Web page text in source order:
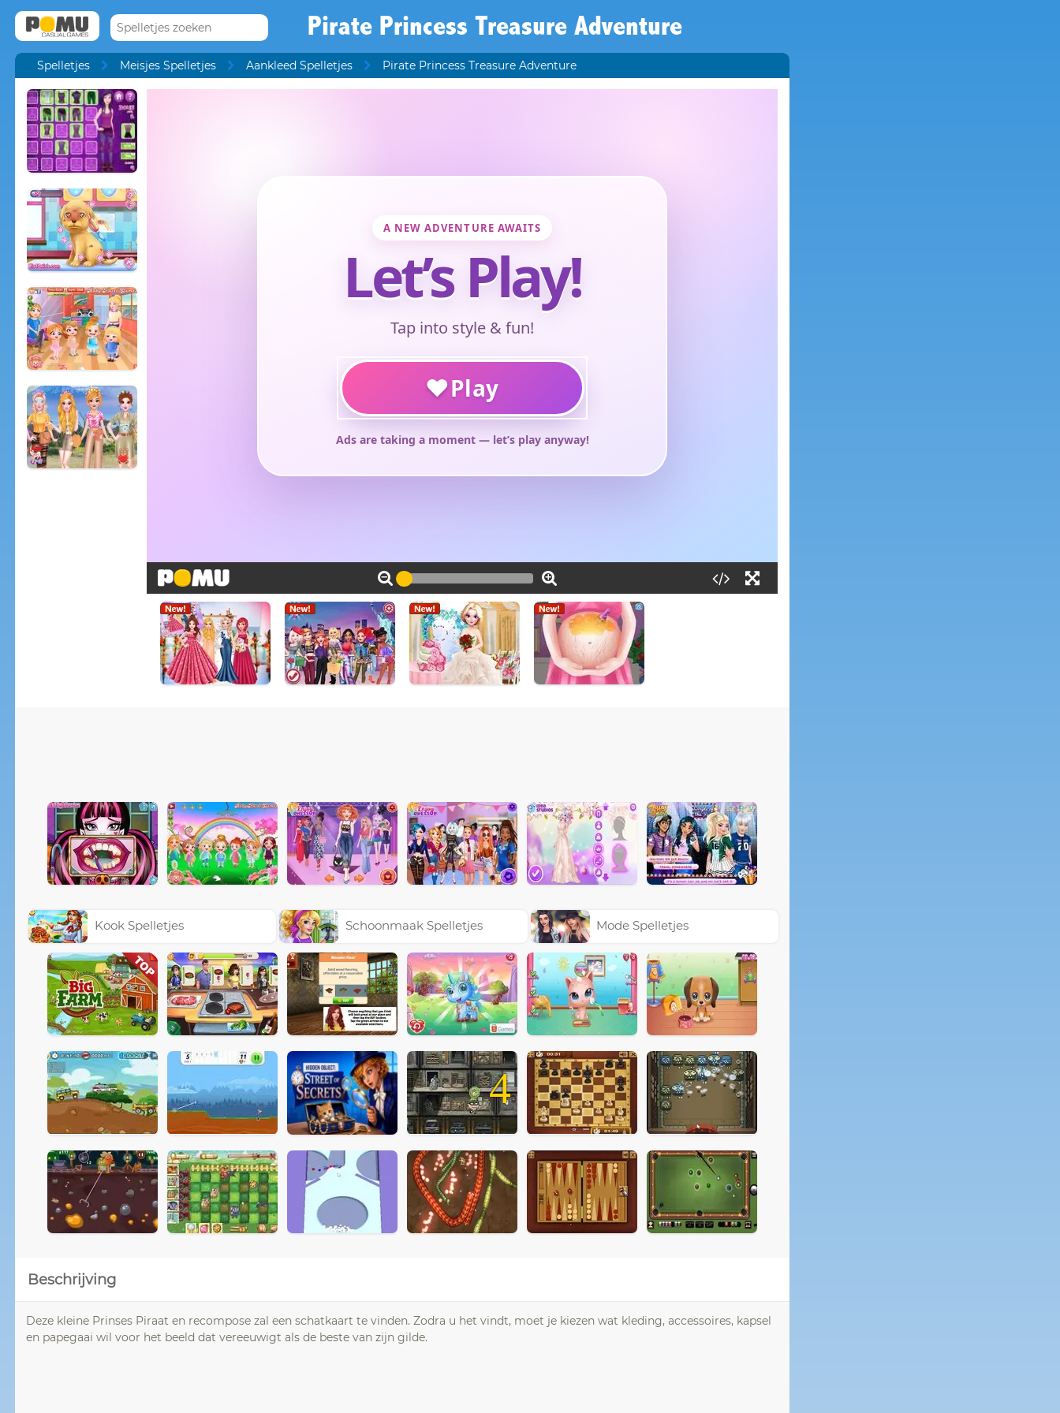
Pirate Princess Treasure Adventure
Spelletjes Meisjes Spelletjes Aankleed Spelletjes Pirate Princess Treasure Adventure
Kook Spelletjes Schoonmaak Spelletjes Mode Spelletjes
4
Beschrijving
Deze kleine Prinses Piraat en recompose zal een schatkaart te vinden. Zodra u het vindt, moet je kiezen wat kleding, accessoires, kapsel
en papegaai wil voor het beeld dat vereeuwigt als de beste van zijn gilde.